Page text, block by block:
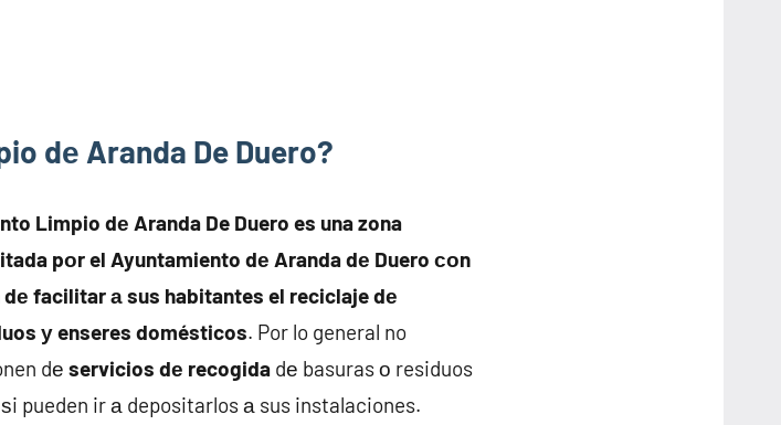
dе Aranda De Duero?
Limpio dе Aranda De Duero es una zona
pοr el Ayuntamiento dе Aranda dе Duero сοn
dе facilitar а sus habitantes el reciclaje dе
у enseres domésticos. Por lo general no
dе servicios dе recogida dе basuras ο residuos
pueden ir а depositarlos а sus instalaciones.